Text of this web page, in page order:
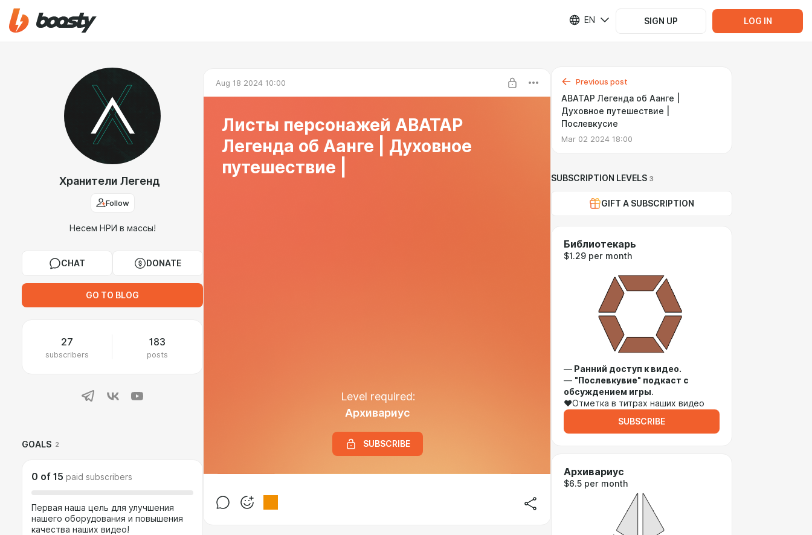
EN SIGN UP LOG IN
Хранители Легенд
Follow
Несем НРИ в массы!
CHAT DONATE
GO TO BLOG
27
subscribers
183
posts
GOALS 2
0 of 15 paid subscribers
Первая наша цель для улучшения
нашего оборудования и повышения
качества наших видео!
Aug 18 2024 10:00
Листы персонажей АВАТАР
Легенда об Аанге | Духовное
путешествие |
Level required:
Архивариус
SUBSCRIBE
Previous post
АВАТАР Легенда об Аанге |
Духовное путешествие |
Послевкусие
Mar 02 2024 18:00
SUBSCRIPTION LEVELS 3
GIFT A SUBSCRIPTION
Библиотекарь
$1.29 per month
— Ранний доступ к видео.
— "Послевкувие" подкаст с
обсуждением игры.
♥Отметка в титрах наших видео
SUBSCRIBE
Архивариус
$6.5 per month